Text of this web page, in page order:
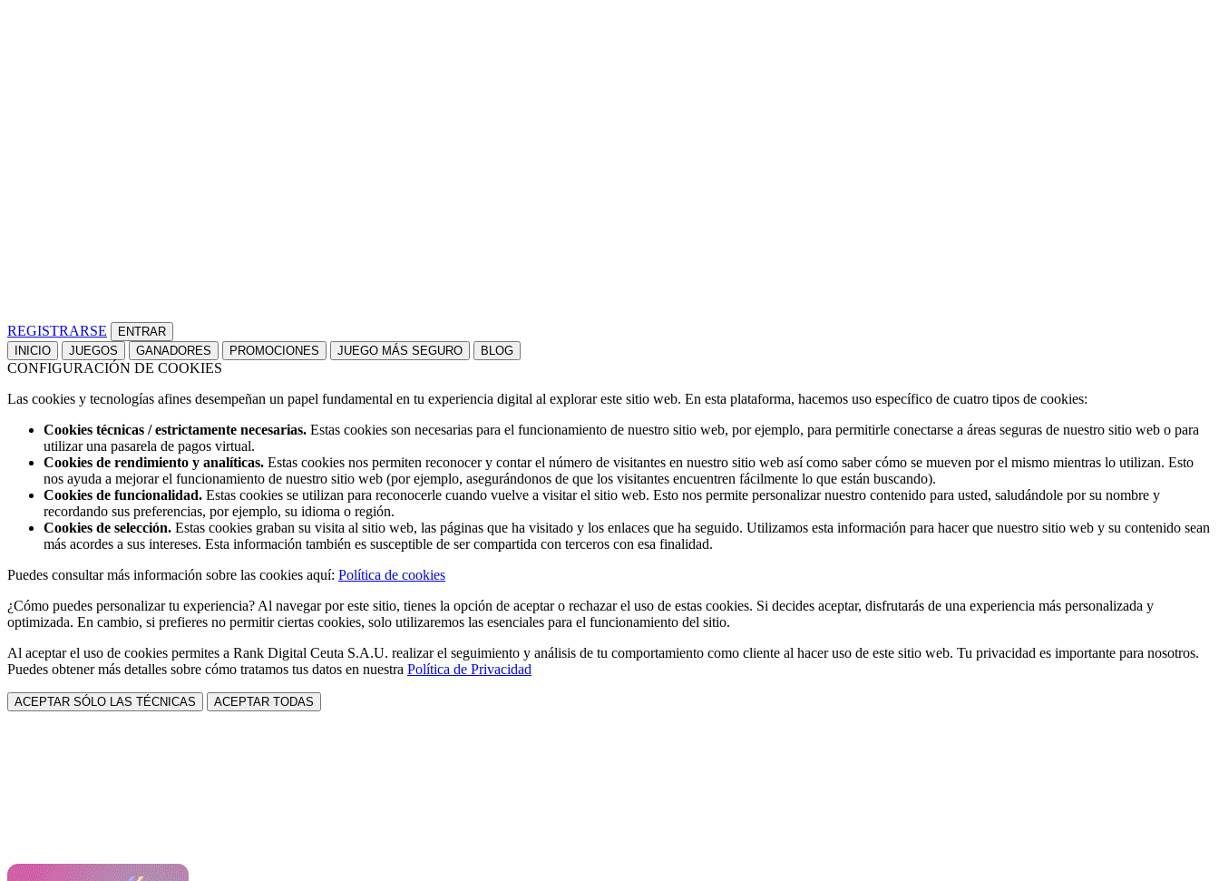
REGISTRARSE
INICIO JUEGOS GANADORES PROMOCIONES JUEGO MÁS SEGURO BLOG
CONFIGURACIÓN DE COOKIES
Las cookies y tecnologías afines desempeñan un papel fundamental en tu experiencia digital al explorar este sitio web. En esta plataforma, hacemos uso específico de cuatro tipos de cookies:
Cookies técnicas / estrictamente necesarias. Estas cookies son necesarias para el funcionamiento de nuestro sitio web, por ejemplo, para permitirle conectarse a áreas seguras de nuestro sitio web o para
utilizar una pasarela de pagos virtual.
Cookies de rendimiento y analíticas. Estas cookies nos permiten reconocer y contar el número de visitantes en nuestro sitio web así como saber cómo se mueven por el mismo mientras lo utilizan. Esto
nos ayuda a mejorar el funcionamiento de nuestro sitio web (por ejemplo, asegurándonos de que los visitantes encuentren fácilmente lo que están buscando).
Cookies de funcionalidad. Estas cookies se utilizan para reconocerle cuando vuelve a visitar el sitio web. Esto nos permite personalizar nuestro contenido para usted, saludándole por su nombre y
recordando sus preferencias, por ejemplo, su idioma o región.
Cookies de selección. Estas cookies graban su visita al sitio web, las páginas que ha visitado y los enlaces que ha seguido. Utilizamos esta información para hacer que nuestro sitio web y su contenido sean
más acordes a sus intereses. Esta información también es susceptible de ser compartida con terceros con esa finalidad.
Puedes consultar más información sobre las cookies aquí: Política de cookies
¿Cómo puedes personalizar tu experiencia? Al navegar por este sitio, tienes la opción de aceptar o rechazar el uso de estas cookies. Si decides aceptar, disfrutarás de una experiencia más personalizada y
optimizada. En cambio, si prefieres no permitir ciertas cookies, solo utilizaremos las esenciales para el funcionamiento del sitio.
Al aceptar el uso de cookies permites a Rank Digital Ceuta S.A.U. realizar el seguimiento y análisis de tu comportamiento como cliente al hacer uso de este sitio web. Tu privacidad es importante para nosotros.
Puedes obtener más detalles sobre cómo tratamos tus datos en nuestra Política de Privacidad
ACEPTAR SÓLO LAS TÉCNICAS ACEPTAR TODAS